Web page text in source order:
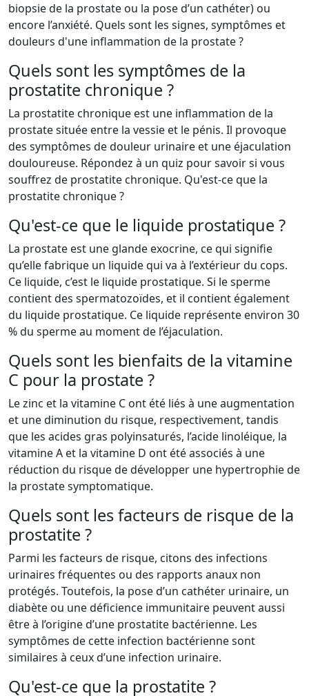
biopsie de la prostate ou la pose d’un cathéter) ou
encore l’anxiété. Quels sont les signes, symptômes et
douleurs d'une inflammation de la prostate ?
Quels sont les symptômes de la
prostatite chronique ?
La prostatite chronique est une inflammation de la
prostate située entre la vessie et le pénis. Il provoque
des symptômes de douleur urinaire et une éjaculation
douloureuse. Répondez à un quiz pour savoir si vous
souffrez de prostatite chronique. Qu'est-ce que la
prostatite chronique ?
Qu'est-ce que le liquide prostatique ?
La prostate est une glande exocrine, ce qui signifie
qu’elle fabrique un liquide qui va à l’extérieur du cops.
Ce liquide, c’est le liquide prostatique. Si le sperme
contient des spermatozoïdes, et il contient également
du liquide prostatique. Ce liquide représente environ 30
% du sperme au moment de l’éjaculation.
Quels sont les bienfaits de la vitamine
C pour la prostate ?
Le zinc et la vitamine C ont été liés à une augmentation
et une diminution du risque, respectivement, tandis
que les acides gras polyinsaturés, l’acide linoléique, la
vitamine A et la vitamine D ont été associés à une
réduction du risque de développer une hypertrophie de
la prostate symptomatique.
Quels sont les facteurs de risque de la
prostatite ?
Parmi les facteurs de risque, citons des infections
urinaires fréquentes ou des rapports anaux non
protégés. Toutefois, la pose d’un cathéter urinaire, un
diabète ou une déficience immunitaire peuvent aussi
être à l’origine d’une prostatite bactérienne. Les
symptômes de cette infection bactérienne sont
similaires à ceux d’une infection urinaire.
Qu'est-ce que la prostatite ?